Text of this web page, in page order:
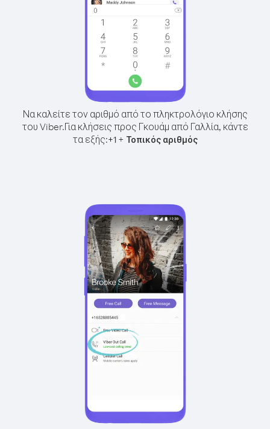
Να καλείτε τον αριθμό από το πληκτρολόγιο κλήσης
του Viber.Για κλήσεις προς Γκουάμ από Γαλλία, κάντε
τα εξής:+1+ Τοπικός αριθμός